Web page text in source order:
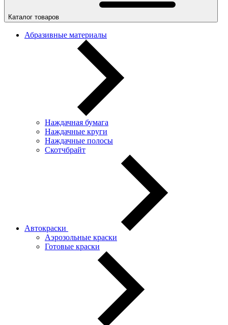
Каталог товаров
Абразивные материалы
Наждачная бумага
Наждачные круги
Наждачные полосы
Скотчбрайт
Автокраски
Аэрозольные краски
Готовые краски